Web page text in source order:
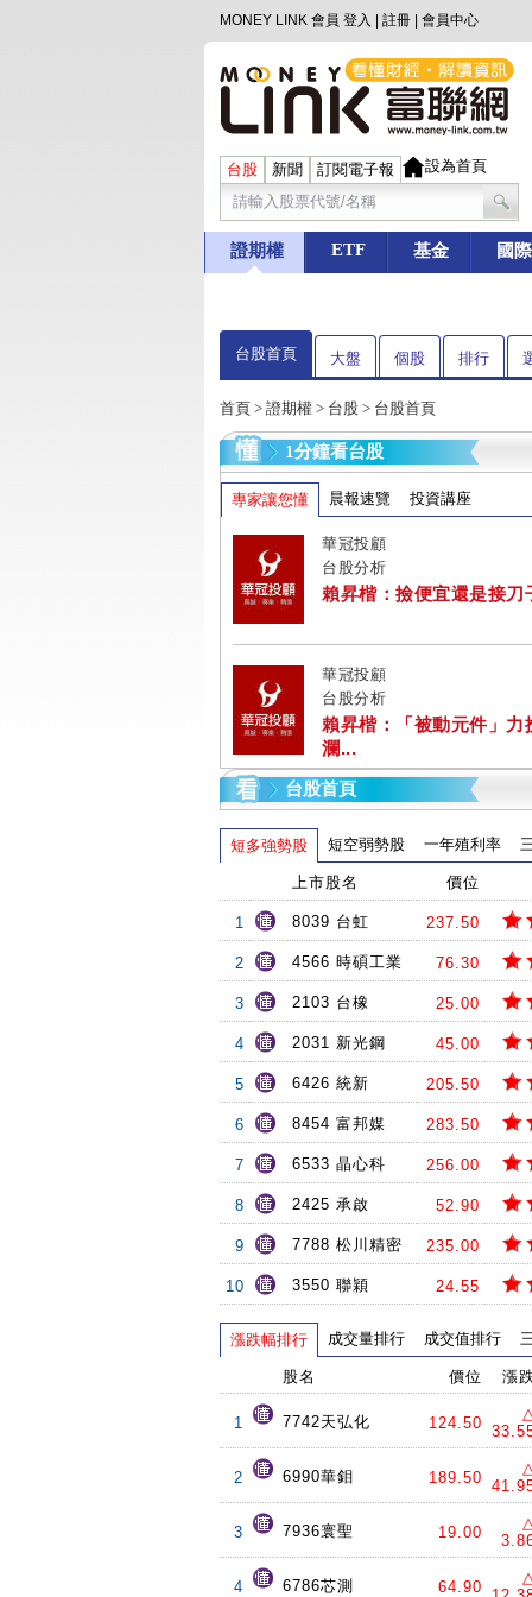
MONEY LINK 會員 登入 註冊 會員中心
台股 新聞 訂閱電子報 設為首頁
證期權 ETF 基金 國際
台股首頁 大盤 個股 排行
首頁 > 證期權 > 台股 > 台股首頁
1分鐘看台股
專家讓您懂 晨報速覽 投資講座
華冠投顧
台股分析
賴昇楷：撿便宜還是接刀
華冠投顧
台股分析
賴昇楷：「被動元件」力
瀾...
台股首頁
短多強勢股 短空弱勢股 一年殖利率
上市股名 價位
1 8039 台虹 237.50
2 4566 時碩工業 76.30
3 2103 台橡 25.00
4 2031 新光鋼 45.00
5 6426 統新 205.50
6 8454 富邦媒 283.50
7 6533 晶心科 256.00
8 2425 承啟 52.90
9 7788 松川精密 235.00
10 3550 聯穎 24.55
漲跌幅排行 成交量排行 成交值排行
股名 價位 漲
1 7742天弘化 124.50
2 6990華鉬 189.50
3 7936寰聖 19.00
4 6786芯測 64.90